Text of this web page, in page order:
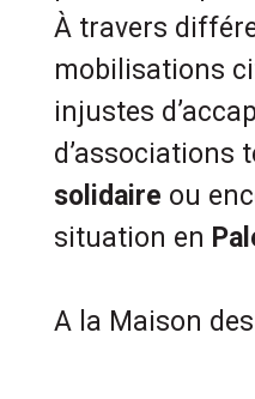
À travers
mobilisations
injustes
d’associations
solidaire ou
situation en
A la Maison